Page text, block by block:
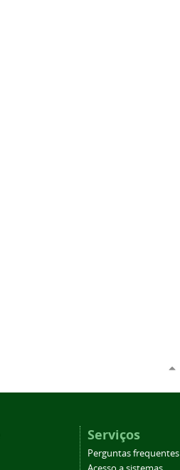
Serviços
Perguntas frequentes